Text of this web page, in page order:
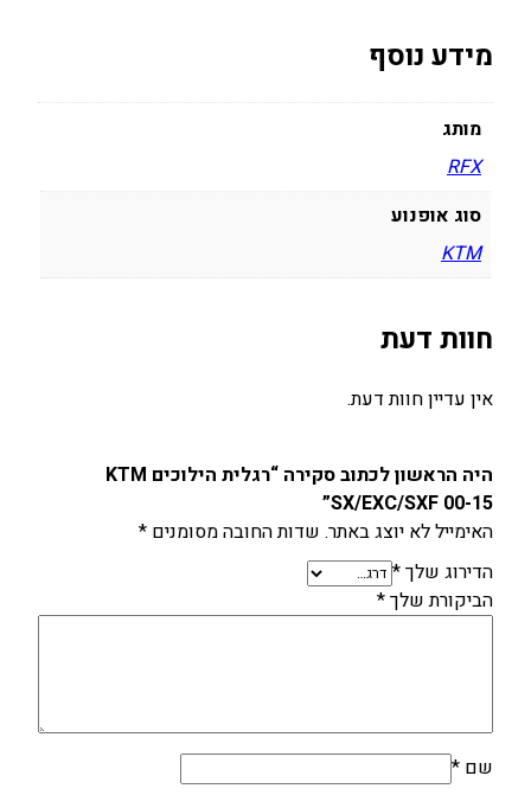
/
-
5
מידע נוסף
מותג
RFX
סוג אופנוע
KTM
חוות דעת
אין עדיין חוות דעת.
היה הראשון לכתוב סקירה “רגלית הילוכים KTM
SX/EXC/SXF 00-15”
האימייל לא יוצג באתר. שדות החובה מסומנים *
הדירוג שלך*
הביקורת שלך*
שם *